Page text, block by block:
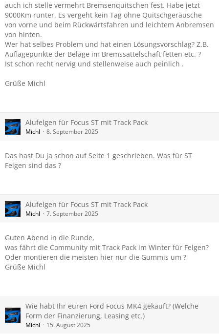
auch ich stelle vermehrt Bremsenquitschen fest. Habe jetzt
9000Km runter. Es vergeht kein Tag ohne Quitschgeräusche
von vorne und beim Rückwärtsfahren und leichtem Anbremsen
von hinten.
Wer hat selbes Problem und hat einen Lösungsvorschlag? Z.B.
Auflagepunkte der Beläge im Bremssattelschaft fetten etc. ?
Ist schon recht nervig und stellenweise auch peinlich .
Grüße Michl
Alufelgen für Focus ST mit Track Pack
Michl 8. September 2025
Das hast Du ja schon auf Seite 1 geschrieben. Was für ST
Felgen sind das ?
Alufelgen für Focus ST mit Track Pack
Michl 7. September 2025
Guten Abend in die Runde,
was fährt die Community mit Track Pack im Winter für Felgen?
Oder montieren die meisten hier nur die Gummis um ?
Grüße Michl
Wie habt Ihr euren Ford Focus MK4 gekauft? (Welche
Form der Finanzierung, Leasing etc.)
Michl 15. August 2025